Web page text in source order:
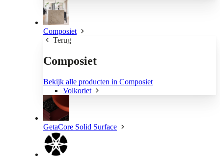
Composiet
Terug
Composiet
Bekijk alle producten in Composiet
Volkoriet
GetaCore Solid Surface